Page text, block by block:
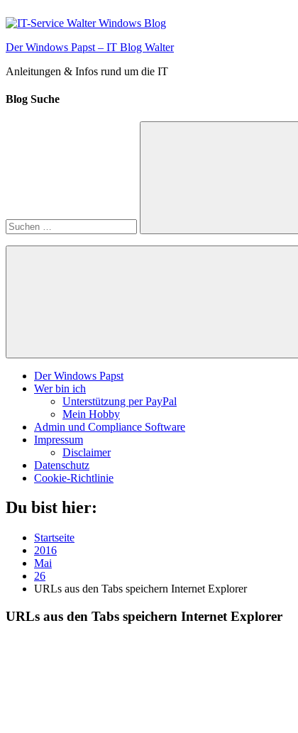
Inhalt
Der Windows Papst – IT Blog Walter
Anleitungen & Infos rund um die IT
Blog Suche
Suchen
Der Windows Papst
Wer bin ich
Unterstützung per PayPal
Mein Hobby
Admin und Compliance Software
Impressum
Disclaimer
Datenschutz
Cookie-Richtlinie
Du bist hier:
Startseite
2016
Mai
26
URLs aus den Tabs speichern Internet Explorer
URLs aus den Tabs speichern Internet Explorer